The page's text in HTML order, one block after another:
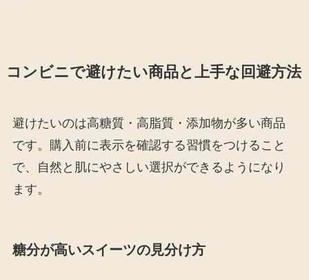
コンビニで避けたい商品と上手な回避方法
避けたいのは高糖質・高脂質・添加物が多い商品
です。購入前に表示を確認する習慣をつけること
で、自然と肌にやさしい選択ができるようになり
ます。
糖分が高いスイーツの見分け方